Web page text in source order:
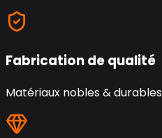
Fabrication de qualité
Matériaux nobles & durables